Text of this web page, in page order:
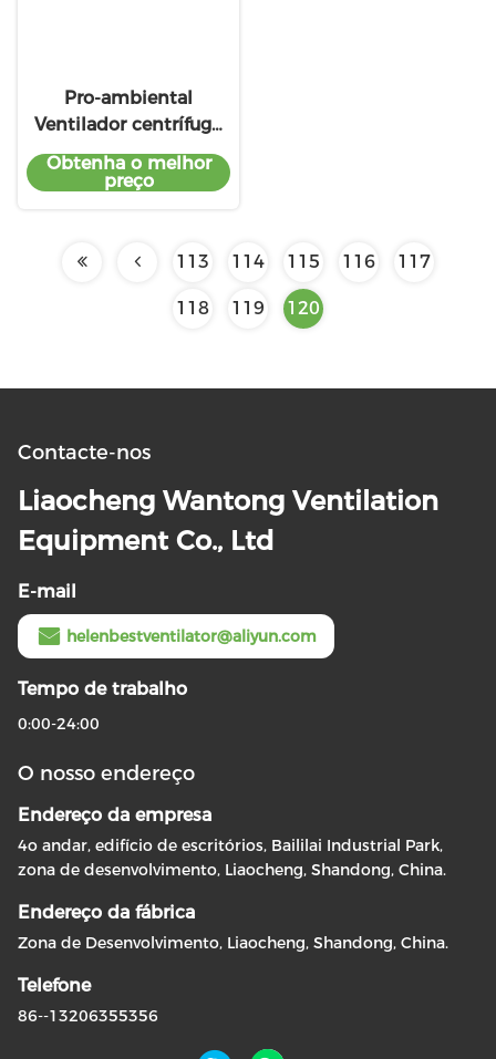
Pro-ambiental
Ventilador centrífugo
de muito alta
qualidade
Obtenha o melhor
preço
113 114 115 116 117
118 119 120
Contacte-nos
Liaocheng Wantong Ventilation
Equipment Co., Ltd
E-mail
helenbestventilator@aliyun.com
Tempo de trabalho
0:00-24:00
O nosso endereço
Endereço da empresa
4o andar, edifício de escritórios, Baililai Industrial Park,
zona de desenvolvimento, Liaocheng, Shandong, China.
Endereço da fábrica
Zona de Desenvolvimento, Liaocheng, Shandong, China.
Telefone
86--13206355356